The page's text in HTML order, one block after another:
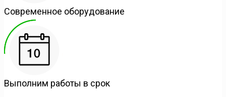
Современное оборудование
Выполним работы в срок